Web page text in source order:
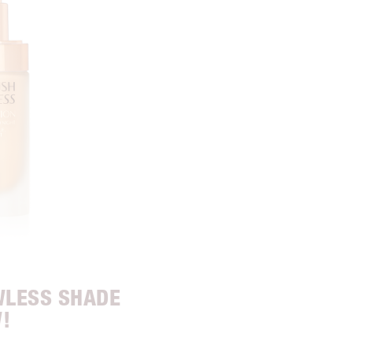
SHADE